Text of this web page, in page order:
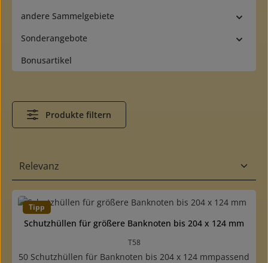
andere Sammelgebiete
Sonderangebote
Bonusartikel
Produkte filtern
Tipp
Schutzhüllen für größere Banknoten bis 204 x 124 mm
T58
50 Schutzhüllen für Banknoten bis 204 x 124 mmpassend